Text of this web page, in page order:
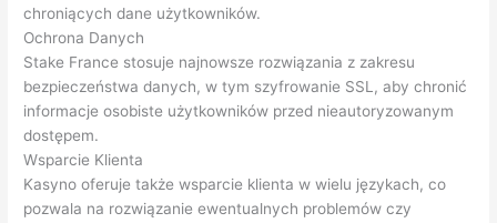
chroniących dane użytkowników.
Ochrona Danych
Stake France stosuje najnowsze rozwiązania z zakresu
bezpieczeństwa danych, w tym szyfrowanie SSL, aby chronić
informacje osobiste użytkowników przed nieautoryzowanym
dostępem.
Wsparcie Klienta
Kasyno oferuje także wsparcie klienta w wielu językach, co
pozwala na rozwiązanie ewentualnych problemów czy